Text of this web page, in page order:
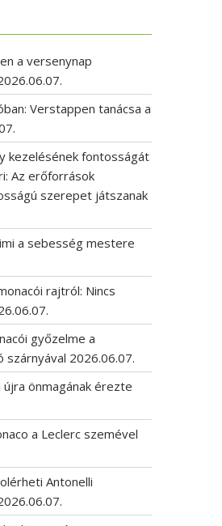
a versenynap
Verstappen tanácsa a
kezelésének fontosságát
Az erőforrások
szerepet játszanak
a sebesség mestere
rajtról: Nincs
győzelme a
szárnyával 2026.06.07.
önmagának érezte
a Leclerc szemével
Antonelli